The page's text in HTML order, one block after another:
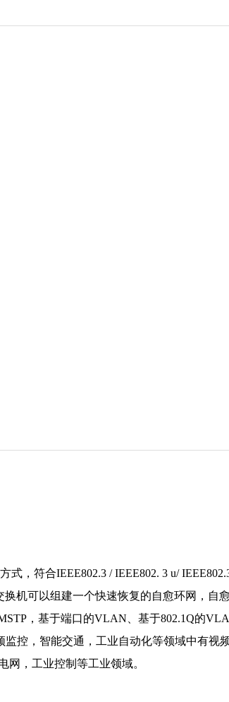
，符合IEEE802.3 / IEEE802. 3 u/
机可以组建一个快速恢复的自愈环网，自
，基于端口的VLAN、基于802.1Q的
控，智能交通，工业自动化等领域中有视
，工业控制等工业领域。